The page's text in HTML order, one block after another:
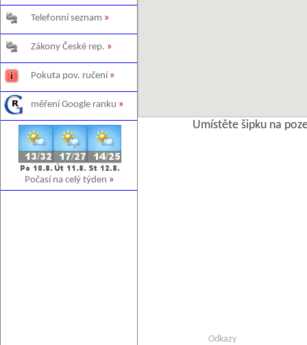
Telefonní seznam »
Zákony České rep. »
Pokuta pov. ručení »
měření Google ranku »
Počasí na celý týden »
Umístěte šipku na
Odkazy